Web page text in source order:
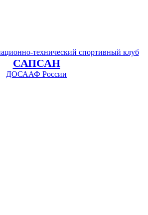
технический спортивный клуб
САПСАН
ДОСААФ России